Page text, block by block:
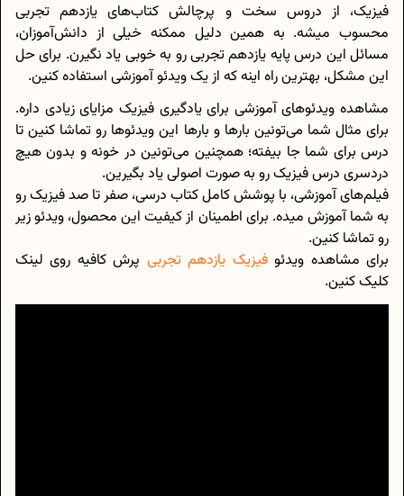
فیزیک، از دروس سخت و پرچالش کتا‌ب‌های یازدهم تجربی
محسوب میشه. به همین دلیل ممکنه خیلی از دانش‌آموزان،
مسائل این درس پایه یازدهم تجربی رو به خوبی یاد نگیرن. برای حل
این مشکل، بهترین راه اینه که از یک ویدئو آموزشی استفاده کنین.
مشاهده ویدئو‌های آموزشی برای یادگیری فیزیک مزایای زیادی داره.
برای مثال شما می‌تونین بارها و بارها این ویدئو‌ها رو تماشا کنین تا
درس برای شما جا بیفته؛ همچنین می‌تونین در خونه و بدون هیچ
دردسری درس فیزیک رو به صورت اصولی یاد بگیرین.
فیلم‌های آموزشی، با پوشش کامل کتاب درسی، صفر تا صد فیزیک رو
به شما آموزش میده. برای اطمینان از کیفیت این محصول، ویدئو زیر
رو تماشا کنین.
برای مشاهده ویدئوفیزیک یازدهم تجربی پرش کافیه روی لینک
کلیک کنین.